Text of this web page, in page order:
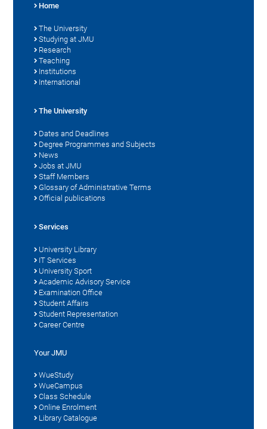
Home
The University
Studying at JMU
Research
Teaching
Institutions
International
The University
Dates and Deadlines
Degree Programmes and Subjects
News
Jobs at JMU
Staff Members
Glossary of Administrative Terms
Official publications
Services
University Library
IT Services
University Sport
Academic Advisory Service
Examination Office
Student Affairs
Student Representation
Career Centre
Your JMU
WueStudy
WueCampus
Class Schedule
Online Enrolment
Library Catalogue